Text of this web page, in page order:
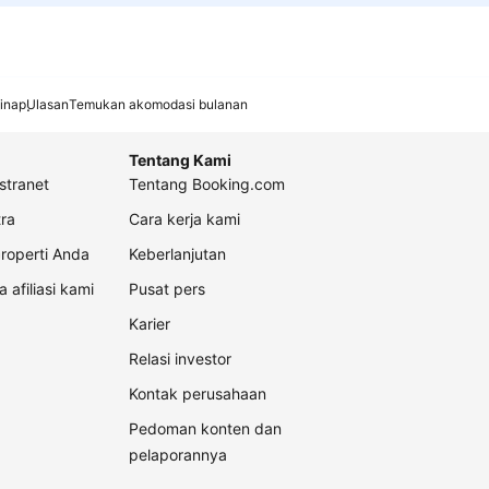
UlasanTemukan akomodasi bulanan
Anda
afiliasi kami
Tentang Kami
Tentang Booking.com
Cara kerja kami
Keberlanjutan
Pusat pers
Karier
Relasi investor
Kontak perusahaan
Pedoman konten dan
pelaporannya